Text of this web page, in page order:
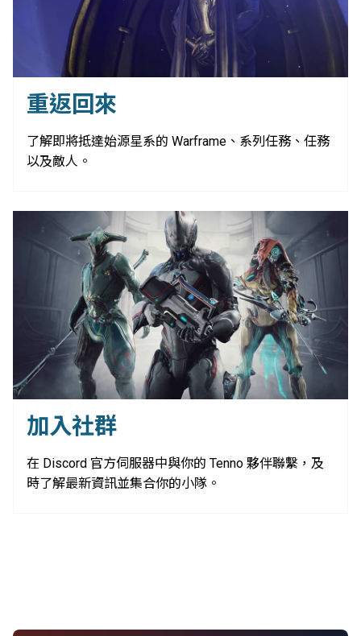
重返回來
了解即將抵達始源星系的 Warframe、系列任務、任務
以及敵人。
加入社群
在 Discord 官方伺服器中與你的 Tenno 夥伴聯繫，及
時了解最新資訊並集合你的小隊。